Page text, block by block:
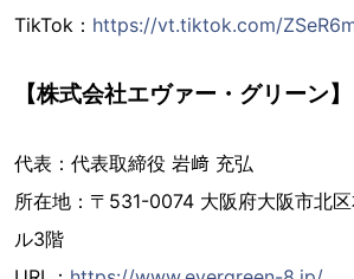
TikTok： https://vt.tiktok.com/
【株式会社エヴァー・グリーン】
代表：代表取締役 岩﨑 充弘
所在地：〒531-0074 大阪府大阪市北
ル3階